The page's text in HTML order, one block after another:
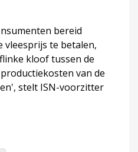
bereid
vleesprijs te betalen,
kloof tussen de
van de
stelt ISN-voorzitter